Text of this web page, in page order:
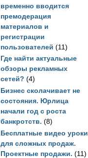
временно вводится
премодерация
материалов и
регистрации
пользователей (11)
Где найти актуальные
обзоры рекламных
сетей? (4)
Бизнес сколачивает не
состояния. Юрлица
начали год с роста
банкротств. (8)
Бесплатные видео уроки
для сложных продаж.
Проектные продажи. (11)